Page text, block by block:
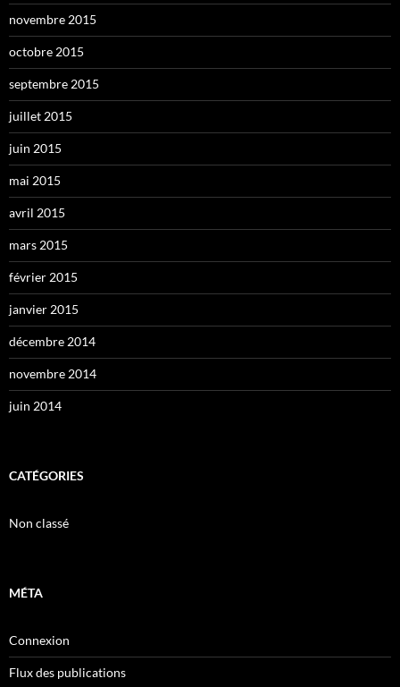
novembre 2015
octobre 2015
septembre 2015
juillet 2015
juin 2015
mai 2015
avril 2015
mars 2015
février 2015
janvier 2015
décembre 2014
novembre 2014
juin 2014
CATÉGORIES
Non classé
MÉTA
Connexion
Flux des publications